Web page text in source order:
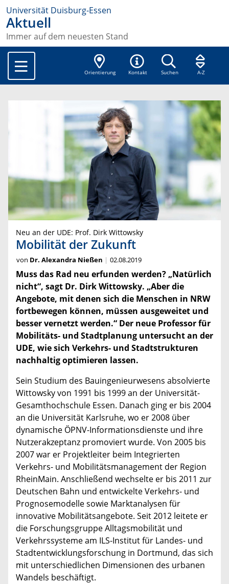
Universität Duisburg-Essen
Aktuell
Immer auf dem neuesten Stand
Orientierung Kontakt Suchen A-Z
Neu an der UDE: Prof. Dirk Wittowsky
Mobilität der Zukunft
von Dr. Alexandra Nießen 02.08.2019
Muss das Rad neu erfunden werden? „Natürlich
nicht“, sagt Dr. Dirk Wittowsky. „Aber die
Angebote, mit denen sich die Menschen in NRW
fortbewegen können, müssen ausgeweitet und
besser vernetzt werden.“ Der neue Professor für
Mobilitäts- und Stadtplanung untersucht an der
UDE, wie sich Verkehrs- und Stadtstrukturen
nachhaltig optimieren lassen.
Sein Studium des Bauingenieurwesens absolvierte
Wittowsky von 1991 bis 1999 an der Universität-
Gesamthochschule Essen. Danach ging er bis 2004
an die Universität Karlsruhe, wo er 2008 über
dynamische ÖPNV-Informationsdienste und ihre
Nutzerakzeptanz promoviert wurde. Von 2005 bis
2007 war er Projektleiter beim Integrierten
Verkehrs- und Mobilitätsmanagement der Region
RheinMain. Anschließend wechselte er bis 2011 zur
Deutschen Bahn und entwickelte Verkehrs- und
Prognosemodelle sowie Marktanalysen für
innovative Mobilitätsangebote. Seit 2012 leitete er
die Forschungsgruppe Alltagsmobilität und
Verkehrssysteme am ILS-Institut für Landes- und
Stadtentwicklungsforschung in Dortmund, das sich
mit unterschiedlichen Dimensionen des urbanen
Wandels beschäftigt.